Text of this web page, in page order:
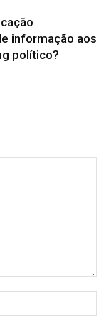
informação aos
político?